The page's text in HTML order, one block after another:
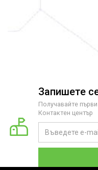
Запишете
Получавайте
Контактен център